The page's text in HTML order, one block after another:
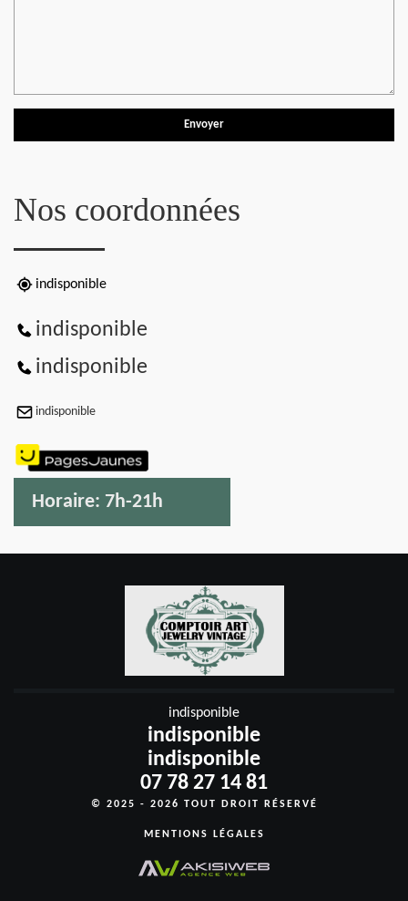
Nos coordonnées
indisponible
indisponible
indisponible
indisponible
Horaire: 7h-21h
indisponible
indisponible
indisponible
07 78 27 14 81
© 2025 - 2026 TOUT DROIT RÉSERVÉ
MENTIONS LÉGALES